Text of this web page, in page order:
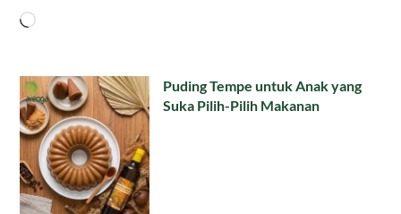
Memuat...
Puding Tempe untuk Anak yang
Suka Pilih-Pilih Makanan